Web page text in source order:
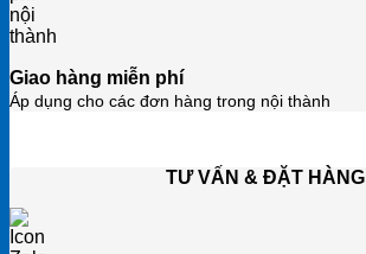
Giao hàng miễn phí
Áp dụng cho các đơn hàng trong nội thành
TƯ VẤN & ĐẶT HÀNG